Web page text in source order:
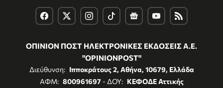
ΟΠΙΝΙΟΝ ΠΟΣΤ ΗΛΕΚΤΡΟΝΙΚΕΣ ΕΚΔΟΣΕΙΣ Α.Ε.
"OPINIONPOST"
Διεύθυνση: Ιπποκράτους 2, Αθήνα, 10679, Ελλάδα
ΑΦΜ: 800961697- ΔΟΥ: ΚΕΦΟΔΕ Αττικής